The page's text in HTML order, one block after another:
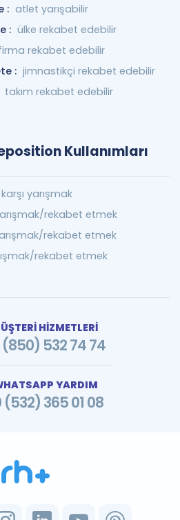
: atlet yarışabilir
: ülke rekabet edebilir
rekabet edebilir
: jimnastikçi rekabet edebilir
takım rekabet edebilir
Kullanımları
karşı yarışmak
rekabet etmek
rekabet etmek
rekabet etmek
HİZMETLERİ
(850) 532 74 74
YARDIM
(532) 365 01 08